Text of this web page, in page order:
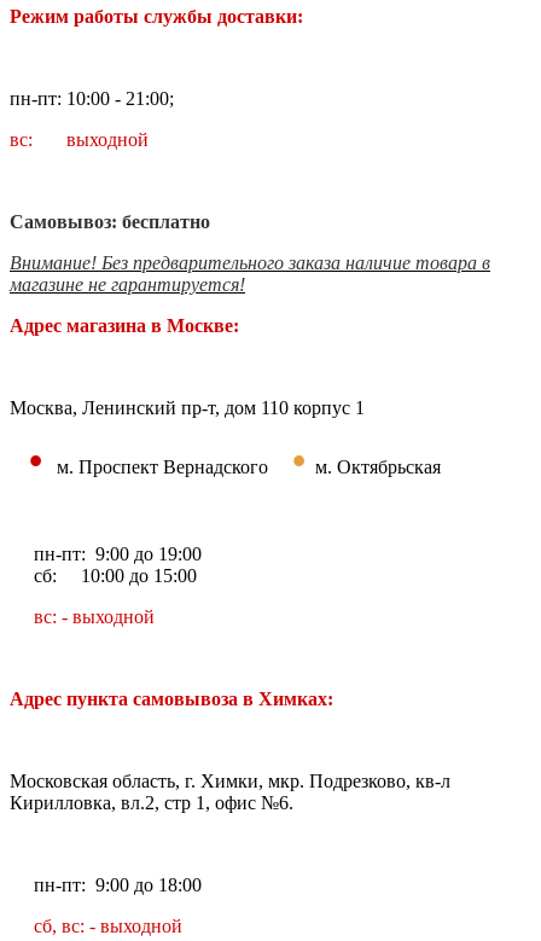
Режим работы службы доставки:
пн-пт: 10:00 - 21:00;
вс: выходной
Самовывоз: бесплатно
Внимание! Без предварительного заказа наличие товара в
магазине не гарантируется!
Адрес магазина в Москве:
Москва, Ленинский пр-т, дом 110 корпус 1
• м. Проспект Вернадского • м. Октябрьская
пн-пт: 9:00 до 19:00
сб: 10:00 до 15:00
вс: - выходной
Адрес пункта самовывоза в Химках:
Московская область, г. Химки, мкр. Подрезково, кв-л
Кирилловка, вл.2, стр 1, офис №6.
пн-пт: 9:00 до 18:00
сб, вс: - выходной